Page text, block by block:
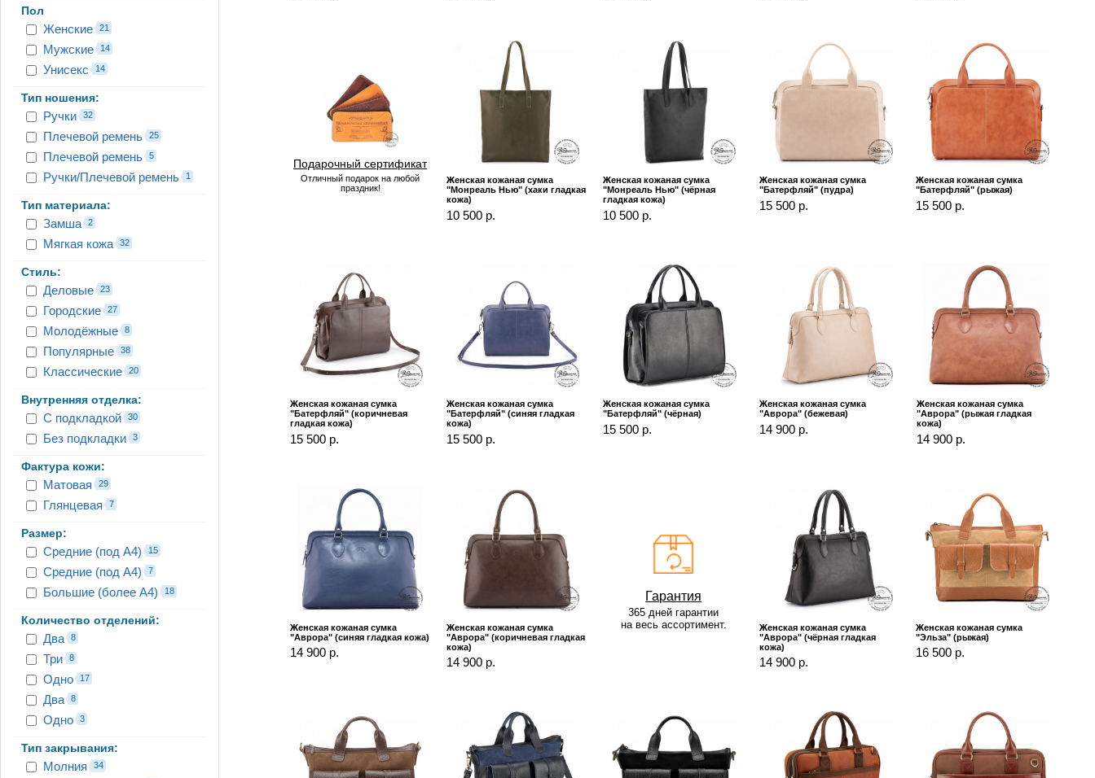
Пол
Женские 21
Мужские 14
Унисекс 14
Тип ношения:
Ручки 32
Плечевой ремень 25
Плечевой ремень 5
Ручки/Плечевой ремень 1
Тип материала:
Замша 2
Мягкая кожа 32
Стиль:
Деловые 23
Городские 27
Молодёжные 8
Популярные 38
Классические 20
Внутренняя отделка:
С подкладкой 30
Без подкладки 3
Фактура кожи:
Матовая 29
Глянцевая 7
Размер:
Средние (под А4) 15
Средние (под А4) 7
Большие (более А4) 18
Количество отделений:
Два 8
Три 8
Одно 17
Два 8
Одно 3
Тип закрывания:
Молния 34
Подарочный сертификат
Отличный подарок на любой
праздник!
Женская кожаная сумка
"Монреаль Нью" (хаки гладкая
кожа)
10 500 р.
Женская кожаная сумка
"Монреаль Нью" (чёрная
гладкая кожа)
10 500 р.
Женская кожаная сумка
"Батерфляй" (пудра)
15 500 р.
Женская кожаная сумка
"Батерфляй" (рыжая)
15 500 р.
Женская кожаная сумка
"Батерфляй" (коричневая
гладкая кожа)
15 500 р.
Женская кожаная сумка
"Батерфляй" (синяя гладкая
кожа)
15 500 р.
Женская кожаная сумка
"Батерфляй" (чёрная)
15 500 р.
Женская кожаная сумка
"Аврора" (бежевая)
14 900 р.
Женская кожаная сумка
"Аврора" (рыжая гладкая
кожа)
14 900 р.
Женская кожаная сумка
"Аврора" (синяя гладкая кожа)
14 900 р.
Женская кожаная сумка
"Аврора" (коричневая гладкая
кожа)
14 900 р.
Гарантия
365 дней гарантии
на весь ассортимент.
Женская кожаная сумка
"Аврора" (чёрная гладкая
кожа)
14 900 р.
Женская кожаная сумка
"Эльза" (рыжая)
16 500 р.